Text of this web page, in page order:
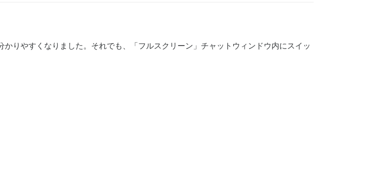
りやすくなりました。それでも、「フルスクリーン」チャットウィンドウ内にスイッ